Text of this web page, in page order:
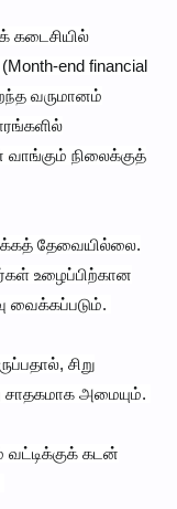
கடைசியில்
end financial
வருமானம்
நிலைக்குத்
தேவையில்லை.
உழைப்பிற்கான
வைக்கப்படும்.
சிறு
சாதகமாக அமையும்.
கடன்